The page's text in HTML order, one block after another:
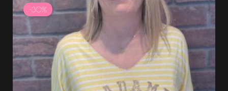
-30%
prix
initial
29.99 €.
prix
actuel
est :
20.99 €.